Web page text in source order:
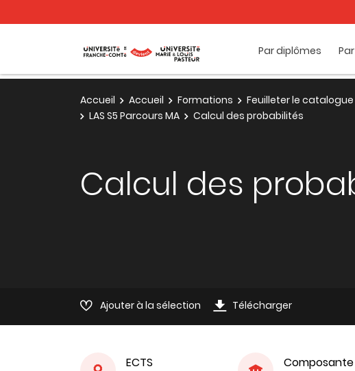
Par diplômes
Accueil Accueil Formations Feuilleter le catalogue
LAS S5 Parcours MA
Calcul des probabilités
Calcul des
Ajouter à la sélection Télécharger
ECTS Composante